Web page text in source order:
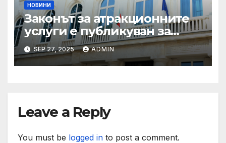
НОВИНИ
Законът за атракционните
услуги е публикуван за
обществено обсъждане
SEP 27, 2025 ADMIN
Leave a Reply
You must be logged in to post a comment.